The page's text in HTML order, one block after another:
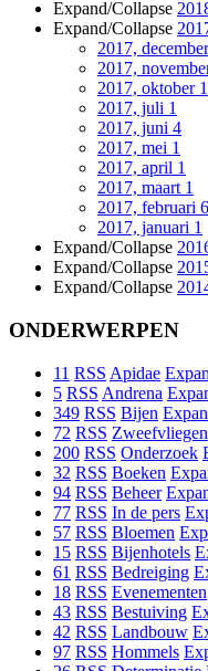
Expand/Collapse
Expand/Collapse
2017,
2017,
2017, oktober 1
2017, juli 1
2017, juni 4
2017, mei 1
2017, april 1
2017, maart 1
2017, februari 6
2017, januari 1
Expand/Collapse
Expand/Collapse
Expand/Collapse
ONDERWERPEN
11 RSS Apidae
5 RSS Andrena
349 RSS Bijen
72 RSS Zweefvliegen
200 RSS Onderzoek
32 RSS Boeken
94 RSS Beheer
77 RSS In de pers
57 RSS Bloemen
15 RSS Bijenhotels
61 RSS Bedreiging
18 RSS Evenementen
43 RSS Bestuiving
42 RSS Landbouw
97 RSS Hommels